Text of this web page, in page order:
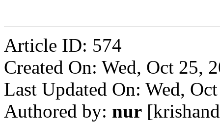
Article ID: 574
Created On: Wed, Oct 25,
Last Updated On: Wed,
Authored by: nur